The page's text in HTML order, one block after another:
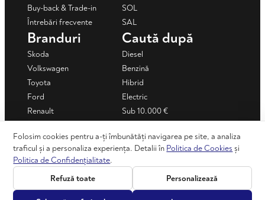
Buy-back & Trade-in
Întrebări frecvente
SOL
SAL
Branduri
Skoda
Volkswagen
Toyota
Ford
Renault
Dacia
+ Vezi toate
Caută după
Diesel
Benzină
Hibrid
Electric
Sub 10.000 €
Mașini în rate
Folosim cookies pentru a-ți îmbunătăți navigarea pe site, a analiza
traficul și a personaliza experiența. Detalii în Politica de Cookies și
Politica de Confidențialitate.
Refuză toate
Personalizează